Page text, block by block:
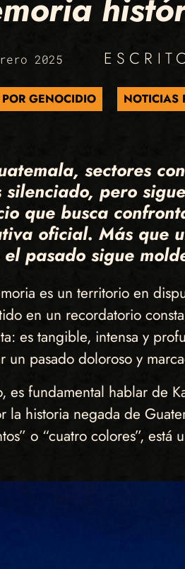
2025
POR GENOCIDIO NOTICIAS
sectores
silenciado, pero
que busca
oficial. Más que
el pasado sigue
es un territorio en
en un recordatorio
es tangible, intensa y
un pasado doloroso y
es fundamental hablar de
la historia negada de
o “cuatro colores”,